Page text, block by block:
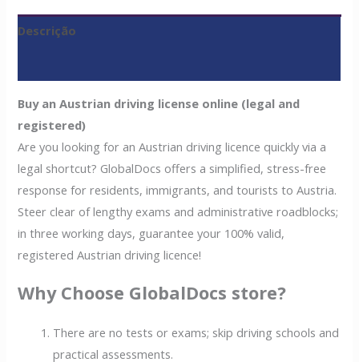
Descrição
Buy an Austrian driving license online (legal and
registered)
Are you looking for an Austrian driving licence quickly via a
legal shortcut? GlobalDocs offers a simplified, stress-free
response for residents, immigrants, and tourists to Austria.
Steer clear of lengthy exams and administrative roadblocks;
in three working days, guarantee your 100% valid,
registered Austrian driving licence!
Why Choose GlobalDocs store?
There are no tests or exams; skip driving schools and
practical assessments.